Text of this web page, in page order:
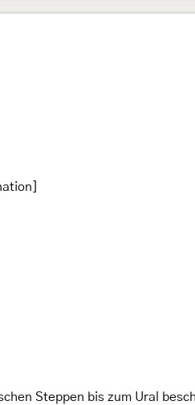
Steppen bis zum Ural